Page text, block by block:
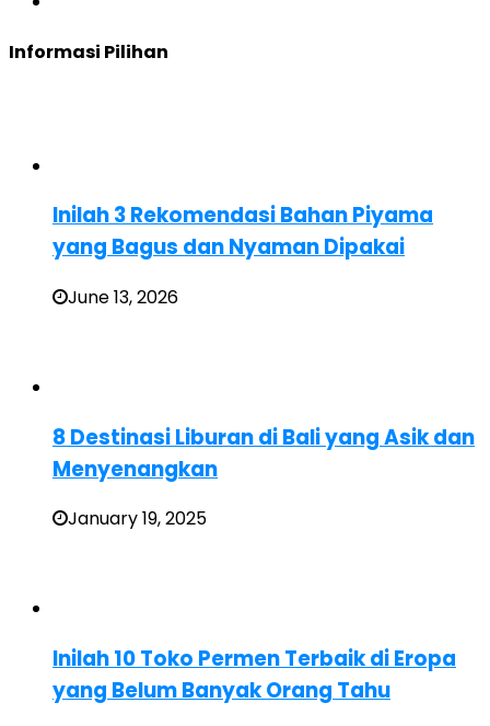
Informasi Pilihan
Inilah 3 Rekomendasi Bahan Piyama
yang Bagus dan Nyaman Dipakai
June 13, 2026
8 Destinasi Liburan di Bali yang Asik dan
Menyenangkan
January 19, 2025
Inilah 10 Toko Permen Terbaik di Eropa
yang Belum Banyak Orang Tahu